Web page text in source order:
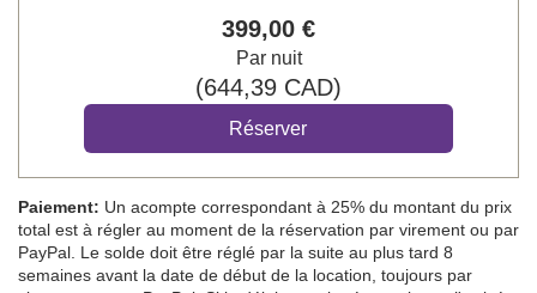
399,00 €
Par nuit
(644,39 CAD)
Paiement: Un acompte correspondant à 25% du montant du prix
total est à régler au moment de la réservation par virement ou par
PayPal. Le solde doit être réglé par la suite au plus tard 8
semaines avant la date de début de la location, toujours par